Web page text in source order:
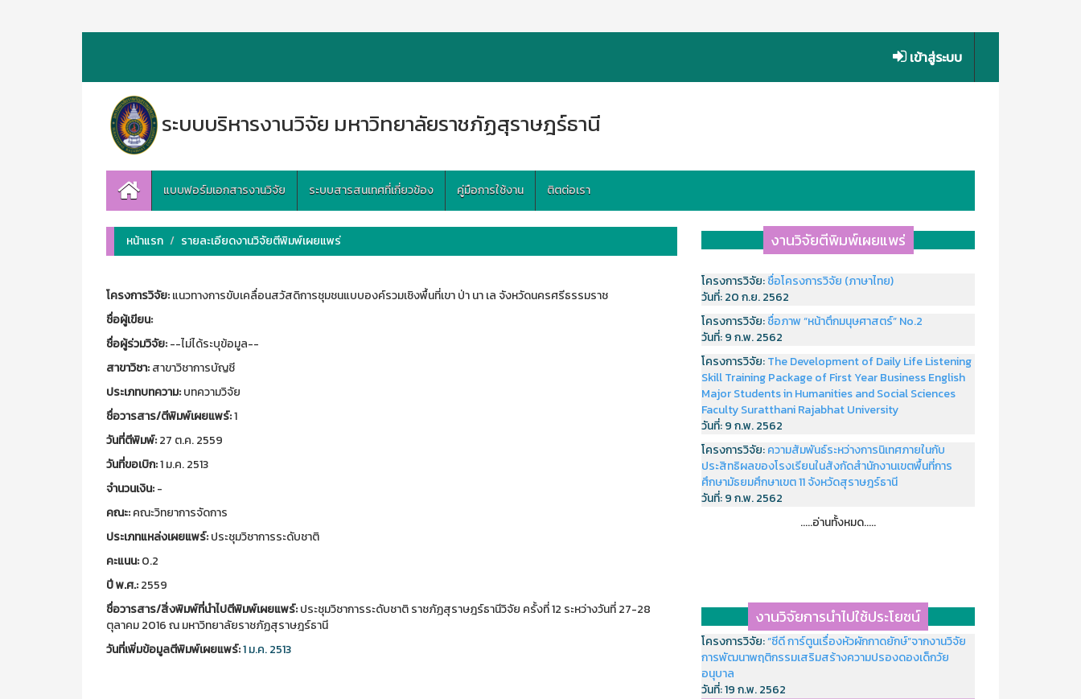
เข้าสู่ระบบ
ระบบบริหารงานวิจัย มหาวิทยาลัยราชภัฏสุราษฎร์ธานี
แบบฟอร์มเอกสารงานวิจัย ระบบสารสนเทศที่เกี่ยวข้อง คู่มือการใช้งาน ติตต่อเรา
หน้าแรก รายละเอียดงานวิจัยตีพิมพ์เผยแพร่
โครงการวิจัย:แนวทางการขับเคลื่อนสวัสดิการชุมชนแบบองค์รวมเชิงพื้นที่เขา ป่า นา เล จังหวัดนครศรีธรรมราช
ชื่อผู้เขียน:
ชื่อผู้ร่วมวิจัย:--ไม่ได้ระบุข้อมูล--
สาขาวิชา:สาขาวิชาการบัญชี
ประเภทบทความ:บทความวิจัย
ชื่อวารสาร/ตีพิมพ์เผยแพร์:1
วันที่ตีพิมพ์:27 ต.ค. 2559
วันที่ขอเบิก:1 ม.ค. 2513
จำนวนเงิน:-
คณะ:คณะวิทยาการจัดการ
ประเภทแหล่งเผยแพร์:ประชุมวิชาการระดับชาติ
คะแนน:0.2
ปี พ.ศ.:2559
ชื่อวารสาร/สิ่งพิมพ์ที่นำไปตีพิมพ์เผยแพร์:ประชุมวิชาการระดับชาติ ราชภัฏสุราษฎร์ธานีวิจัย ครั้งที่ 12 ระหว่างวันที่ 27-28
ตุลาคม 2016 ณ มหาวิทยาลัยราชภัฏสุราษฎร์ธานี
วันที่เพิ่มข้อมูลตีพิมพ์เผยแพร์:1 ม.ค. 2513
งานวิจัยตีพิมพ์เผยแพร่
โครงการวิจัย:ชื่อโครงการวิจัย (ภาษาไทย)
วันที่:20 ก.ย. 2562
โครงการวิจัย:ชื่อภาพ “หน้าตึกมนุษศาสตร์” No.2
วันที่:9 ก.พ. 2562
โครงการวิจัย:The Development of Daily Life Listening
Skill Training Package of First Year Business English
Major Students in Humanities and Social Sciences
Faculty Suratthani Rajabhat University
วันที่:9 ก.พ. 2562
โครงการวิจัย:ความสัมพันธ์ระหว่างการนิเทศภายในกับ
ประสิทธิผลของโรงเรียนในสังกัดสำนักงานเขตพื้นที่การ
ศึกษามัธยมศึกษาเขต 11 จังหวัดสุราษฎร์ธานี
วันที่:9 ก.พ. 2562
.....อ่านทั้งหมด.....
งานวิจัยการนำไปใช้ประโยชน์
โครงการวิจัย:“ซีดี การ์ตูนเรื่องหัวผักกาดยักษ์”จากงานวิจัย
การพัฒนาพฤติกรรมเสริมสร้างความปรองดองเด็กวัย
อนุบาล
วันที่:19 ก.พ. 2562